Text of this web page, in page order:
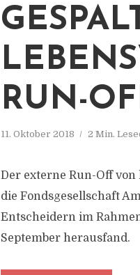
RUN-
11. Oktober 2018 2 Min.
Der externe Run-Off
die Fondsgesellschaft
Entscheidern im
September herausfand.